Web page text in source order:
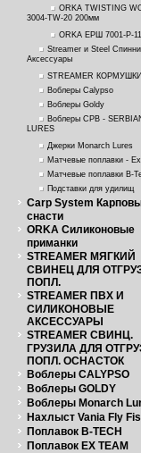
ORKA TWISTING
3004-TW-20 200мм
ORKA ЕРШ 7001-P-
Streamer и Steel
Аксессуары
STREAMER КОРМУШКИ
Воблеры Calypso
Воблеры Goldy
Воблеры СРВ -
LURES
Джерки Monarch Lures
Матчевые поплавки -
Матчевые поплавки B-
Подставки для удилищ
Carp System
снасти
ORKA Силиконовые
приманки
STREAMER МЯГКИЙ
СВИНЕЦ ДЛЯ
ПОПЛ.
STREAMER ПВХ И
СИЛИКОНОВЫЕ
АКСЕССУАРЫ
STREAMER СВИНЦ.
ГРУЗИЛА ДЛЯ
ПОПЛ. ОСНАСТОК
Воблеры CALYPSO
Воблеры GOLDY
Воблеры Monarch
Нахлыст Vania Fly
Поплавок B-TECH
Поплавок EX TEAM